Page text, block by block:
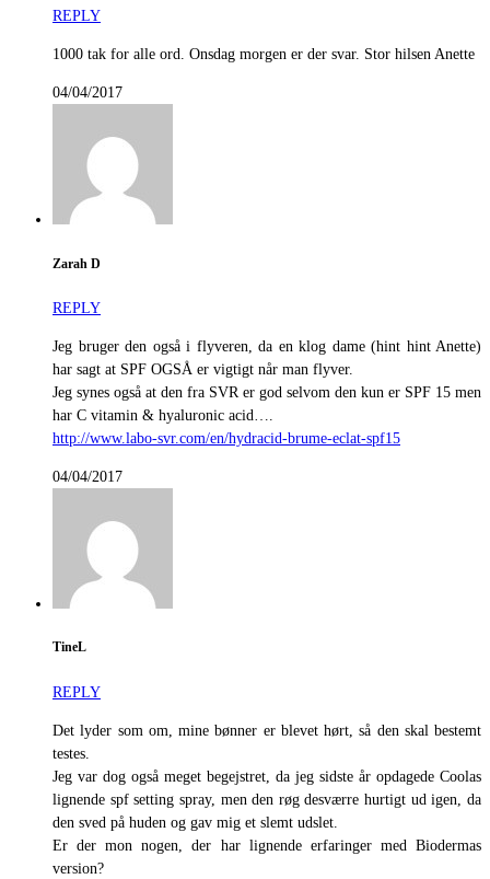
REPLY
1000 tak for alle ord. Onsdag morgen er der svar. Stor hilsen Anette
04/04/2017
Zarah D
REPLY
Jeg bruger den også i flyveren, da en klog dame (hint hint Anette)
har sagt at SPF OGSÅ er vigtigt når man flyver.
Jeg synes også at den fra SVR er god selvom den kun er SPF 15 men
har C vitamin & hyaluronic acid….
http://www.labo-svr.com/en/hydracid-brume-eclat-spf15
04/04/2017
TineL
REPLY
Det lyder som om, mine bønner er blevet hørt, så den skal bestemt
testes.
Jeg var dog også meget begejstret, da jeg sidste år opdagede Coolas
lignende spf setting spray, men den røg desværre hurtigt ud igen, da
den sved på huden og gav mig et slemt udslet.
Er der mon nogen, der har lignende erfaringer med Biodermas
version?